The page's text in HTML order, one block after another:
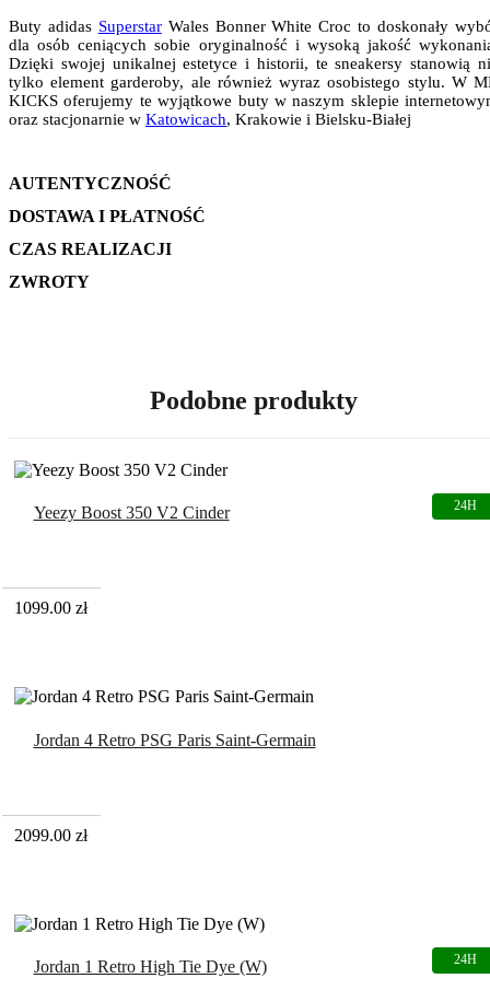
Buty adidas SuperstarWales Bonner White Croc to doskonały
dla osób ceniących sobie oryginalność i wysoką jakość
Dzięki swojej unikalnej estetyce i historii, te sneakersy stanowią
tylko element garderoby, ale również wyraz osobistego stylu. W
KICKS oferujemy te wyjątkowe buty w naszym sklepie
oraz stacjonarnie w Katowicach, Krakowie i Bielsku-Białej
AUTENTYCZNOŚĆ
DOSTAWA I PŁATNOŚĆ
CZAS REALIZACJI
ZWROTY
Podobne produkty
Yeezy Boost 350 V2 Cinder
1099.00 zł
Jordan 4 Retro PSG Paris Saint-Germain
2099.00 zł
Jordan 1 Retro High Tie Dye (W)